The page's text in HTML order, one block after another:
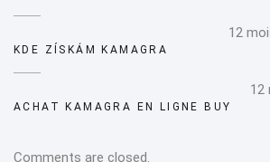
KDE ZÍSKÁM KAMAGRA
12
ACHAT KAMAGRA EN LIGNE BUY
12
Comments are closed.